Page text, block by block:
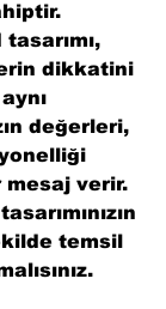
dikkatini
değerleri,
mesaj verir.
temsil